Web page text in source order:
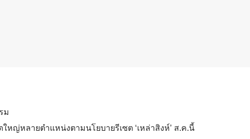
ม
ใหญ่หลายตำแหน่งตามนโยบายรีเซต ‘เหล่าสิงห์’ ส.ค.นี้